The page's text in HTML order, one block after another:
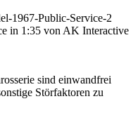
sind einwandfrei
Störfaktoren zu